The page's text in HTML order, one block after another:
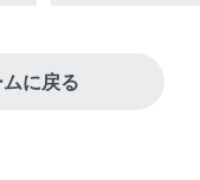
に戻る